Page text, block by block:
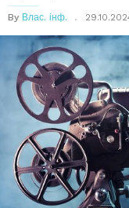
By Влас. інф.